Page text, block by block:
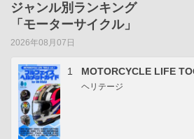
ジャンル別ランキング
「モーターサイクル」
2026年08月07日
1 MOTORCYCLE LIFE
ヘリテージ